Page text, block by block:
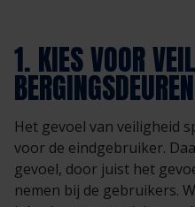
1. KIES VOOR
BERGINGSDEUREN
Het gevoel van veiligheid
voor de eindgebruiker.
gevoel, door juist het
nemen bij de gebruikers.